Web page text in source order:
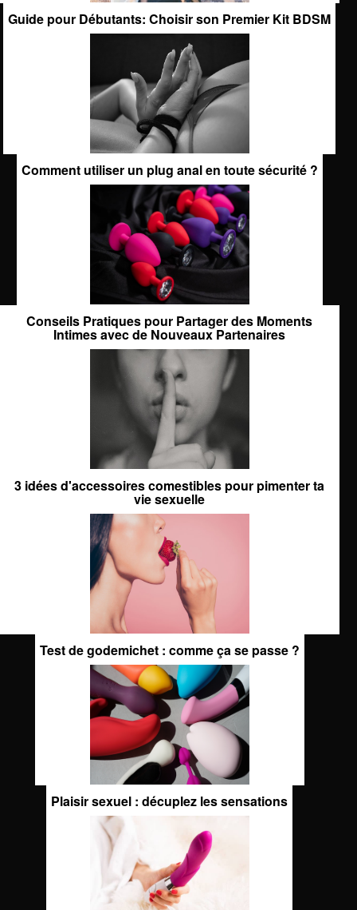
Guide pour Débutants: Choisir son Premier Kit BDSM
Comment utiliser un plug anal en toute sécurité ?
Conseils Pratiques pour Partager des Moments
Intimes avec de Nouveaux Partenaires
3 idées d'accessoires comestibles pour pimenter ta
vie sexuelle
Test de godemichet : comme ça se passe ?
Plaisir sexuel : décuplez les sensations